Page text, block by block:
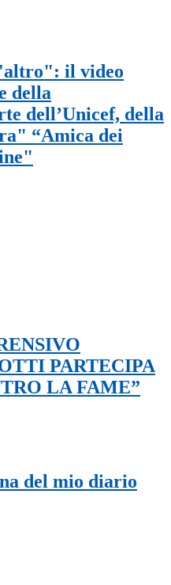
il video
della
dell’Unicef, della
“Amica dei
PARTECIPA
LA FAME”
del mio diario